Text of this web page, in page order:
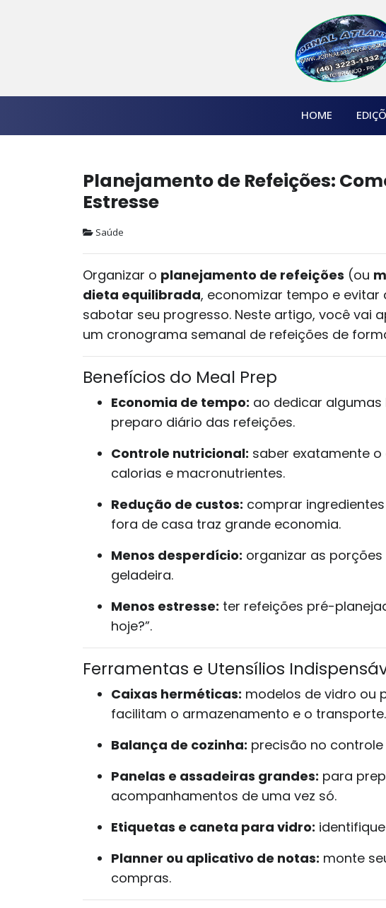
HOME
Planejamento de Refeições:
Estresse
Saúde
Organizar o planejamento de refeições (ou
dieta equilibrada, economizar tempo e
sabotar seu progresso. Neste artigo, você vai
um cronograma semanal de refeições de
Benefícios do Meal Prep
Economia de tempo: ao dedicar algumas
preparo diário das refeições.
Controle nutricional: saber exatamente
calorias e macronutrientes.
Redução de custos: comprar
fora de casa traz grande economia.
Menos desperdício: organizar as
geladeira.
Menos estresse: ter refeições pré-
hoje?”.
Ferramentas e Utensílios
Caixas herméticas: modelos de vidro ou
facilitam o armazenamento e o transporte.
Balança de cozinha: precisão no
Panelas e assadeiras grandes: para
acompanhamentos de uma vez só.
Etiquetas e caneta para vidro:
Planner ou aplicativo de notas: monte
compras.